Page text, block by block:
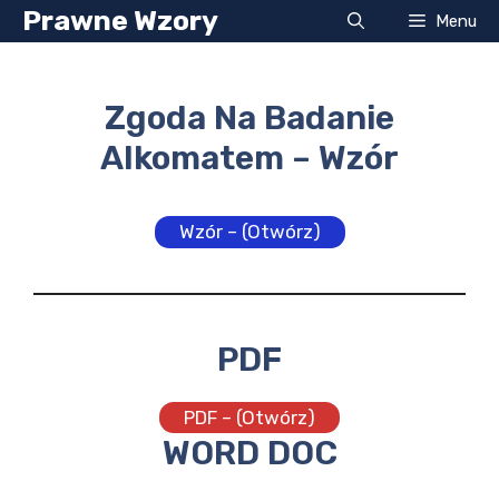
Przejdź
do
Prawne Wzory Menu
Zgoda Na Badanie
Alkomatem – Wzór
Wzór – (Otwórz)
PDF
PDF – (Otwórz)
WORD DOC